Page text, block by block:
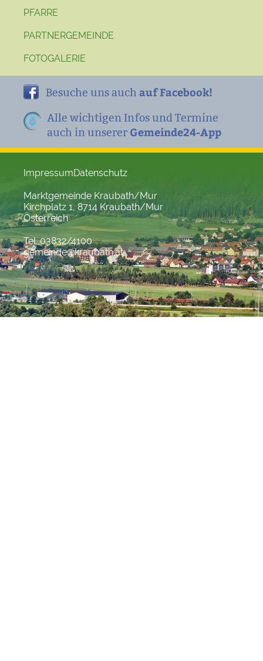
PFARRE
PARTNERGEMEINDE
FOTOGALERIE
Besuche uns auch auf Facebook!
Alle wichtigen Infos und Termine
auch in unserer Gemeinde24-App
ImpressumDatenschutz
Marktgemeinde Kraubath/Mur
Kirchplatz 1, 8714 Kraubath/Mur
Österreich
Tel. 03832/4100
gemeinde@kraubath.at